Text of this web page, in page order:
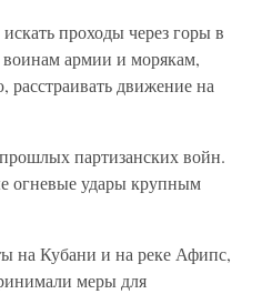
проходы через горы в
армии и морякам,
расстраивать движение на
партизанских войн.
огневые удары крупным
на Кубани и на реке Афипс,
меры для